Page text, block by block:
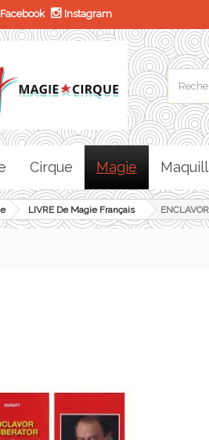
Instagram
Cirque Magie
LIVRE De Magie Français